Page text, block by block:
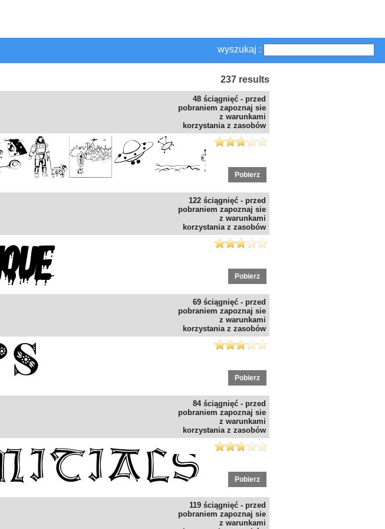
wyszukaj :
237 results
48 ściągnięć - przed
pobraniem zapoznaj sie
z warunkami
korzystania z zasobów
Pobierz
122 ściągnięć - przed
pobraniem zapoznaj sie
z warunkami
korzystania z zasobów
Pobierz
69 ściągnięć - przed
pobraniem zapoznaj sie
z warunkami
korzystania z zasobów
Pobierz
84 ściągnięć - przed
pobraniem zapoznaj sie
z warunkami
korzystania z zasobów
Pobierz
119 ściągnięć - przed
pobraniem zapoznaj sie
z warunkami